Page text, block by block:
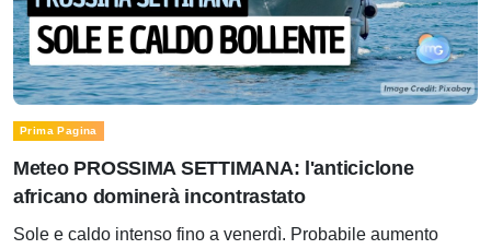
Prima Pagina
Meteo PROSSIMA SETTIMANA: l'anticiclone
africano dominerà incontrastato
Sole e caldo intenso fino a venerdì. Probabile aumento